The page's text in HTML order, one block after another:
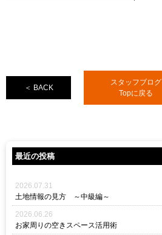
＜ BACK
スタッフブログ
Topに戻る
最近の投稿
2026.07.31
土地情報の見方 ～中級編～
2026.06.26
お家周りの空きスペース活用術